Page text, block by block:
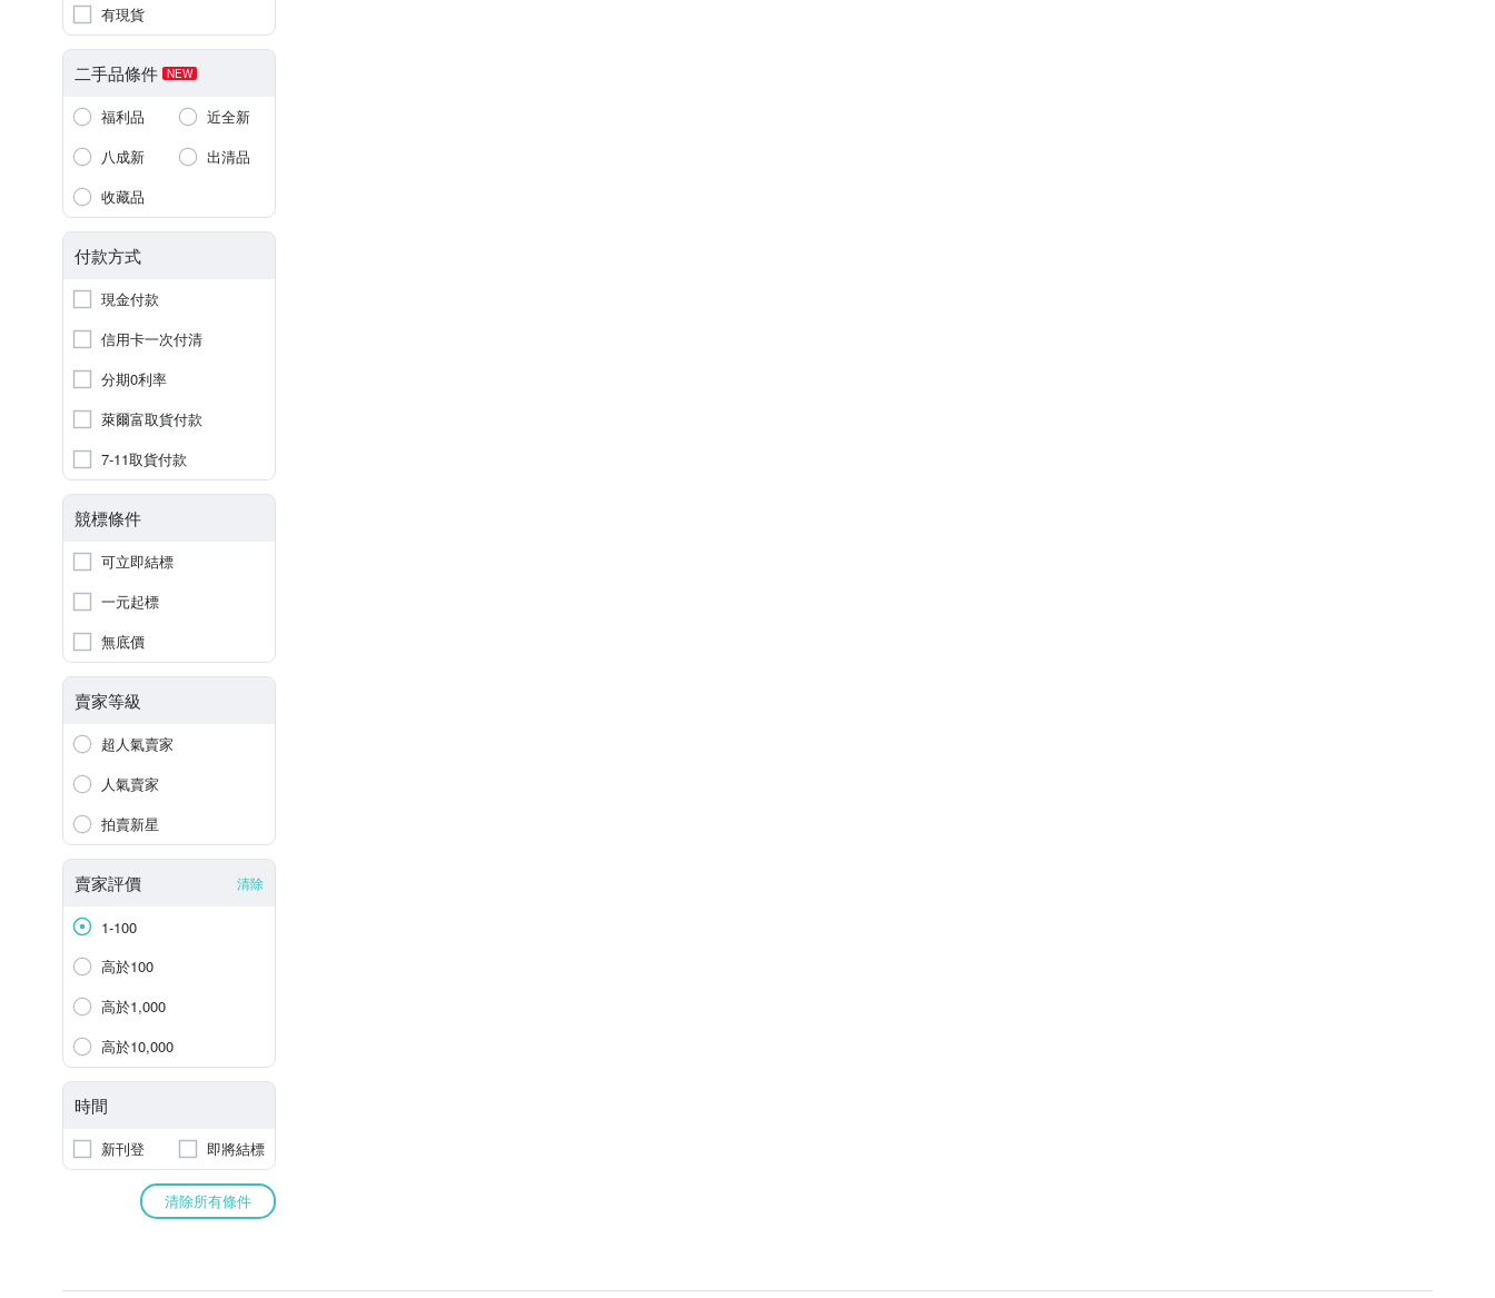
有現貨
二手品條件 NEW
福利品
近全新
八成新
出清品
收藏品
付款方式
現金付款
信用卡一次付清
分期0利率
萊爾富取貨付款
7-11取貨付款
競標條件
可立即結標
一元起標
無底價
賣家等級
超人氣賣家
人氣賣家
拍賣新星
賣家評價 清除
1-100
高於100
高於1,000
高於10,000
時間
新刊登 即將結標
清除所有條件